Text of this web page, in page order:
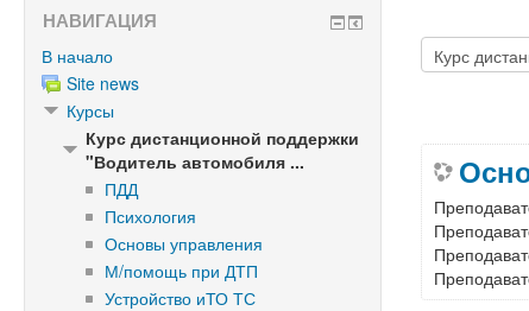
НАВИГАЦИЯ
В начало
Site news
Курсы
Курс дистанционной поддержки
"Водитель автомобиля ...
ПДД
Психология
Основы управления
М/помощь при ДТП
Устройство иТО ТС